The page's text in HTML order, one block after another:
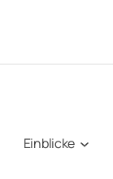
Einblicke